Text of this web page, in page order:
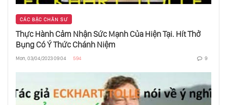
CÁC BẬC CHÂN SƯ
Thực Hành Cảm Nhận Sức Mạnh Của Hiện Tại. Hít Thở
Bụng Có Ý Thức Chánh Niệm
Mon, 03/04/2023 09:04 594 9